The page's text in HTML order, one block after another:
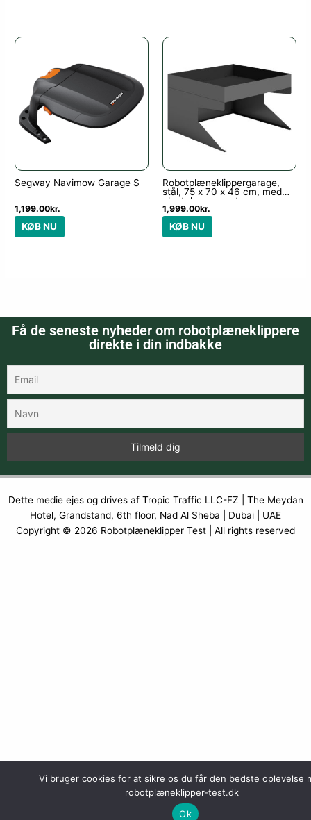
Segway Navimow Garage S
1,199.00kr.
KØB NU
Robotplæneklippergarage,
stål, 75 x 70 x 46 cm, med
plantekasse, sort
1,999.00kr.
KØB NU
Få de seneste nyheder om robotplæneklippere
direkte i din indbakke
Dette medie ejes og drives af Tropic Traffic LLC-FZ | The Meydan
Hotel, Grandstand, 6th floor, Nad Al Sheba | Dubai | UAE
Copyright © 2026 Robotplæneklipper Test | All rights reserved
Vi bruger cookies for at sikre os du får den bedste oplevelse
robotplæneklipper-test.dk
Ok